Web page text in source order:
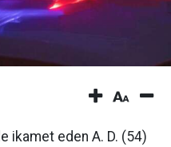
ikamet eden A. D. (54)